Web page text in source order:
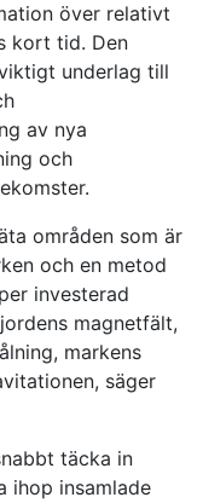
över relativt
kort tid. Den
underlag till
av nya
och
områden som är
och en metod
investerad
magnetfält,
markens
säger
täcka in
ihop insamlade